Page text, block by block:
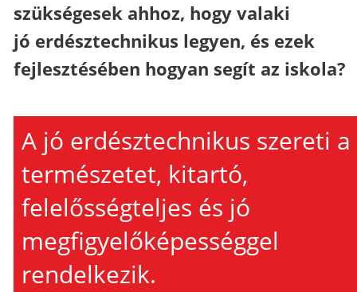
szükségesek ahhoz, hogy valaki
jó erdésztechnikus legyen, és ezek
fejlesztésében hogyan segít az iskola?
A jó erdésztechnikus szereti a
természetet, kitartó,
felelősségteljes és jó
megfigyelőképességgel
rendelkezik.